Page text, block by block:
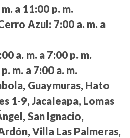
a 11:00 p. m.
Azul: 7:00 a. m. a
a. m. a 7:00 p. m.
m. a 7:00 a. m.
Guaymuras, Hato
1-9, Jacaleapa, Lomas
San Ignacio,
Villa Las Palmeras,